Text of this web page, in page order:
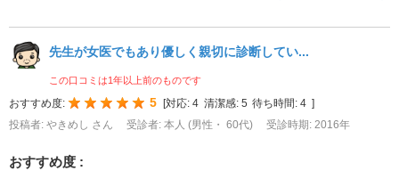
先生が女医でもあり優しく親切に診断してい...
この口コミは1年以上前のものです
おすすめ度: 5 対応: 4 清潔感: 5 待ち時間: 4
投稿者: やきめし さん
受診者: 本人 (男性・ 60代) 受診時期: 2016年
おすすめ度 :